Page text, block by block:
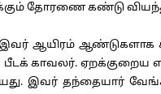
தோரணை கண்டு
ஆயிரம் ஆண்டுகளாக
காவலர்.
இவர் தந்தையார்